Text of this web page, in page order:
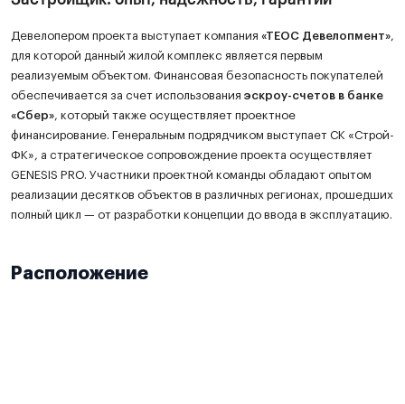
Девелопером проекта выступает компания «ТЕОС Девелопмент»
для которой данный жилой комплекс является первым
реализуемым объектом. Финансовая безопасность покупателей
обеспечивается за счет использования эскроу-счетов в банке
«Сбер» , который также осуществляет проектное
финансирование. Генеральным подрядчиком выступает СК «Строй-
ФК», а стратегическое сопровождение проекта осуществляет
GENESIS PRO. Участники проектной команды обладают опытом
реализации десятков объектов в различных регионах, прошедших
полный цикл — от разработки концепции до ввода в эксплуатацию.
Расположение